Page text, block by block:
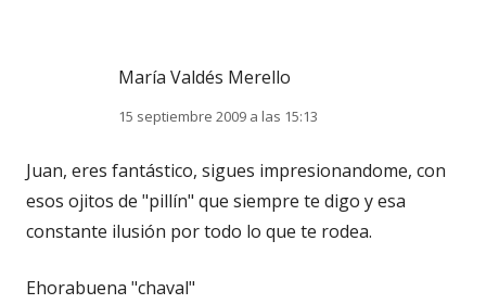
María Valdés Merello
15 septiembre 2009 a las 15:13
Juan, eres fantástico, sigues impresionandome, con
esos ojitos de "pillín" que siempre te digo y esa
constante ilusión por todo lo que te rodea.
Ehorabuena "chaval"